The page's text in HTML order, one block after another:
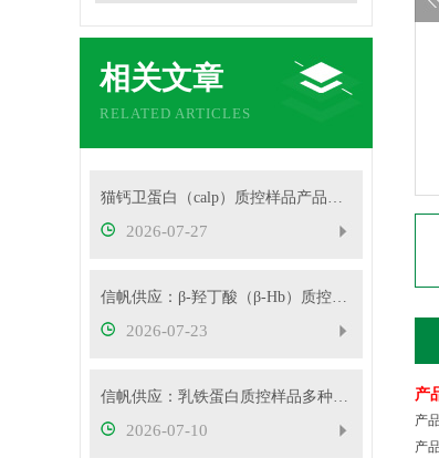
相关文章
RELATED ARTICLES
猫钙卫蛋白（calp）质控样品产品性能指标
2026-07-27
信帆供应：β-羟丁酸（β-Hb）质控样品
2026-07-23
信帆供应：乳铁蛋白质控样品多种浓度可选
2026-07-10
产
产
产